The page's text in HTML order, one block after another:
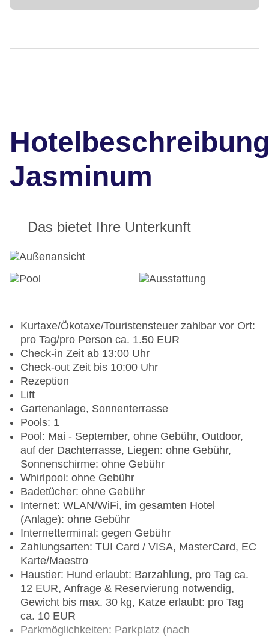
Jasminum
Das bietet Ihre Unterkunft
Kurtaxe/Ökotaxe/Touristensteuer zahlbar vor Ort:
pro Tag/pro Person ca. 1.50 EUR
Check-in Zeit ab 13:00 Uhr
Check-out Zeit bis 10:00 Uhr
Rezeption
Lift
Gartenanlage, Sonnenterrasse
Pools: 1
Pool: Mai - September, ohne Gebühr, Outdoor,
auf der Dachterrasse, Liegen: ohne Gebühr,
Sonnenschirme: ohne Gebühr
Whirlpool: ohne Gebühr
Badetücher: ohne Gebühr
Internet: WLAN/WiFi, im gesamten Hotel
(Anlage): ohne Gebühr
Internetterminal: gegen Gebühr
Zahlungsarten: TUI Card / VISA, MasterCard, EC
Karte/Maestro
Haustier: Hund erlaubt: Barzahlung, pro Tag ca.
12 EUR, Anfrage & Reservierung notwendig,
Gewicht bis max. 30 kg, Katze erlaubt: pro Tag
ca. 10 EUR
Parkmöglichkeiten: Parkplatz (nach